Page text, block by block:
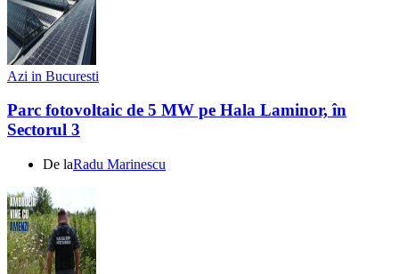
Azi in Bucuresti
Parc fotovoltaic de 5 MW pe Hala Laminor, în
Sectorul 3
De laRadu Marinescu